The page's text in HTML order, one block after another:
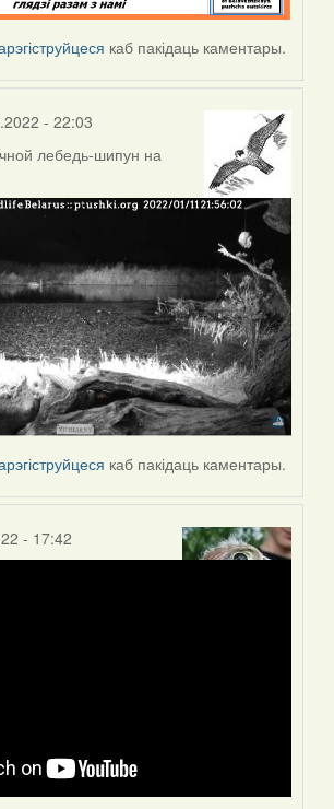
каб пакідаць каментары.
- 22:03
лебедь-шипун на
каб пакідаць каментары.
- 17:42